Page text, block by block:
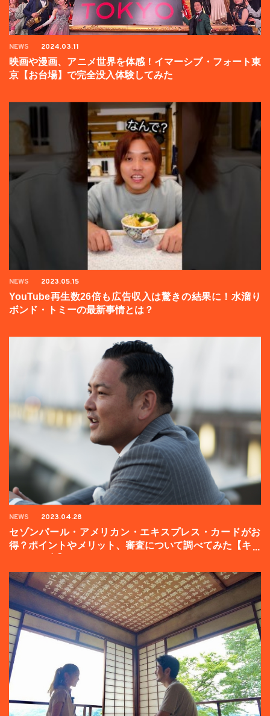
NEWS 2024.03.11
映画や漫画、アニメ世界を体感！イマーシブ・フォート東
京【お台場】で完全没入体験してみた
NEWS 2023.05.15
YouTube再生数26倍も広告収入は驚きの結果に！水溜り
ボンド・トミーの最新事情とは？
NEWS 2023.04.28
セゾンパール・アメリカン・エキスプレス・カードがお
得？ポイントやメリット、審査について調べてみた【キャ